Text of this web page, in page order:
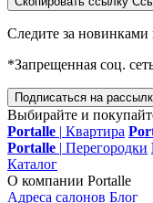
Следите за
*Запрещенная соц.
Подписаться на
Выбирайте и
Portalle | Квартира
Portalle | Перегородки
Каталог
О компании Portalle
Адреса салонов Блог